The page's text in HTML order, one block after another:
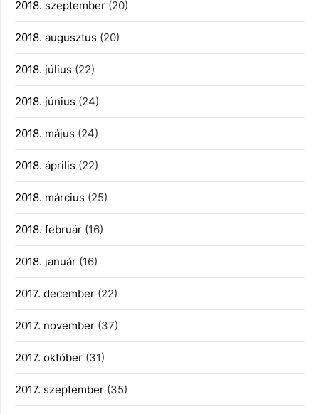
2018. szeptember (20)
2018. augusztus (20)
2018. július (22)
2018. június (24)
2018. május (24)
2018. április (22)
2018. március (25)
2018. február (16)
2018. január (16)
2017. december (22)
2017. november (37)
2017. október (31)
2017. szeptember (35)